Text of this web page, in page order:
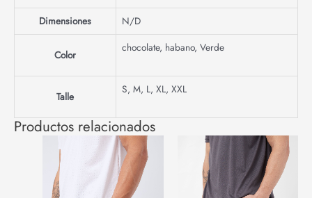
Dimensiones
N/D
Color
chocolate, habano, Verde
Talle
S, M, L, XL, XXL
Productos relacionados